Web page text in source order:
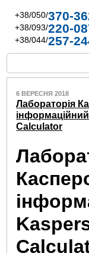
+38/050/370-
+38/093/220-
+38/044/257-
6 ВЕРЕСНЯ 2018
Лабораторія
Calculator